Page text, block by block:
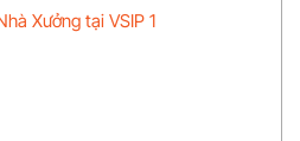
Xưởng tại VSIP 1